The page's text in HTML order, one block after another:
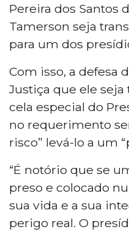
Pereira dos Santos
Tamerson seja
para um dos
Com isso, a defesa
Justiça que ele
cela especial do
no requerimento
risco” levá-lo a um
“É notório que se
preso e colocado
sua vida e a sua
perigo real. O